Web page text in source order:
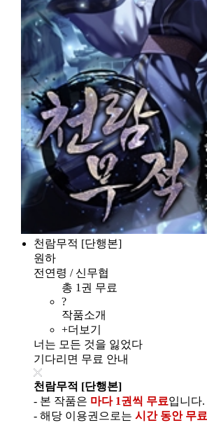
천람무적 [단행본]
원하
전연령 / 신무협
총 1권 무료
?
작품소개
+더보기
너는 모든 것을 잃었다
기다리면 무료 안내
천람무적 [단행본]
- 본 작품은 마다 1권씩 무료입니다.
- 해당 이용권으로는 시간 동안 무료